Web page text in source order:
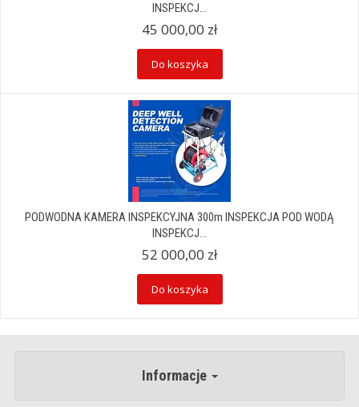
INSPEKCJ...
45 000,00 zł
Do koszyka
PODWODNA KAMERA INSPEKCYJNA 300m INSPEKCJA POD WODĄ
INSPEKCJ...
52 000,00 zł
Do koszyka
Informacje